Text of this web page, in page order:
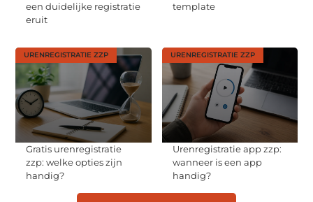
een duidelijke registratie
eruit
template
URENREGISTRATIE ZZP
Gratis urenregistratie
zzp: welke opties zijn
handig?
URENREGISTRATIE ZZP
Urenregistratie app zzp:
wanneer is een app
handig?